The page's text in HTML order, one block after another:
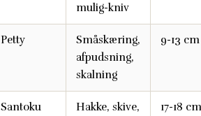
mulig-kniv
Petty
Småskæring,
afpudsning,
skalning
9-13 cm
Santoku Hakke, skive, 17-18 cm